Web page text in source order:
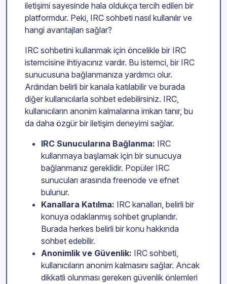
iletişimi sayesinde hala oldukça tercih edilen bir
platformdur. Peki, IRC sohbeti nasıl kullanılır ve
hangi avantajları sağlar?
IRC sohbetini kullanmak için öncelikle bir IRC
istemcisine ihtiyacınız vardır. Bu istemci, bir IRC
sunucusuna bağlanmanıza yardımcı olur.
Ardından belirli bir kanala katılabilir ve burada
diğer kullanıcılarla sohbet edebilirsiniz. IRC,
kullanıcıların anonim kalmalarına imkan tanır, bu
da daha özgür bir iletişim deneyimi sağlar.
IRC Sunucularına Bağlanma: IRC
kullanmaya başlamak için bir sunucuya
bağlanmanız gereklidir. Popüler IRC
sunucuları arasında freenode ve efnet
bulunur.
Kanallara Katılma: IRC kanalları, belirli bir
konuya odaklanmış sohbet gruplarıdır.
Burada herkes belirli bir konu hakkında
sohbet edebilir.
Anonimlik ve Güvenlik: IRC sohbeti,
kullanıcıların anonim kalmasını sağlar. Ancak
dikkatli olunması gereken güvenlik önlemleri